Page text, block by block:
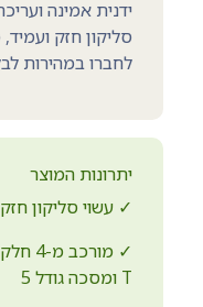
ידנית אמינה
סליקון חזק
לחברו במהירות
יתרונות המוצר
✓ עשוי סליקון
✓
T ומסכה גודל 5